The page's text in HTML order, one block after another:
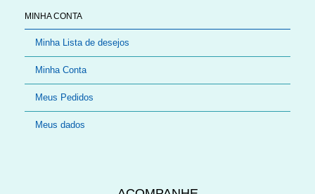
MINHA CONTA
Minha Lista de desejos
Minha Conta
Meus Pedidos
Meus dados